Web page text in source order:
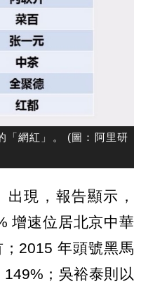
「網紅」。 (圖：阿里研
現，報告顯示，
增速位居北京中華
2015 年頭號黑馬
；吳裕泰則以